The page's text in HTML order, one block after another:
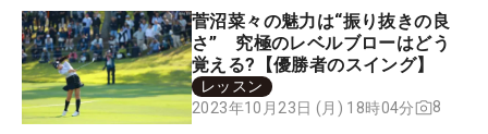
菅沼菜々の魅力は“振り抜きの良
さ” 究極のレベルブローはどう
覚える?【優勝者のスイング】
レッスン
2023年10月23日 (月) 18時04分
8